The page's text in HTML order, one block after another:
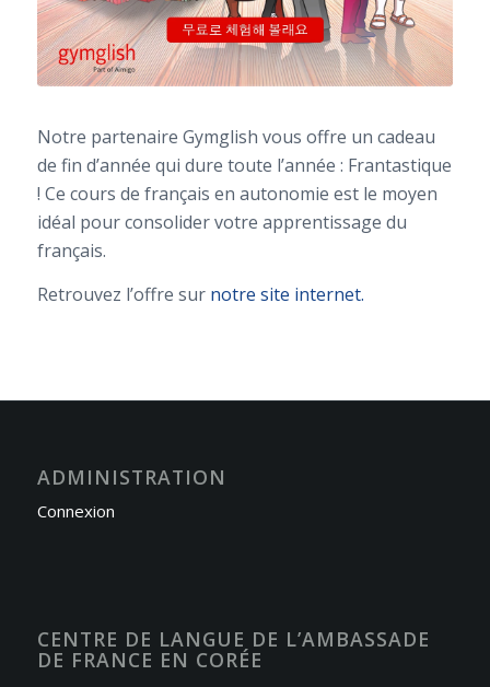
Notre partenaire Gymglish vous offre un cadeau
de fin d’année qui dure toute l’année : Frantastique
! Ce cours de français en autonomie est le moyen
idéal pour consolider votre apprentissage du
français.
Retrouvez l’offre sur notre site internet.
ADMINISTRATION
Connexion
CENTRE DE LANGUE DE L’AMBASSADE
DE FRANCE EN CORÉE